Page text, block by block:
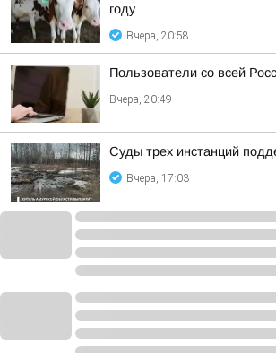
году
Вчера, 20:58
Пользователи со всей
Вчера, 20:49
Суды трех инстанций
Вчера, 17:03